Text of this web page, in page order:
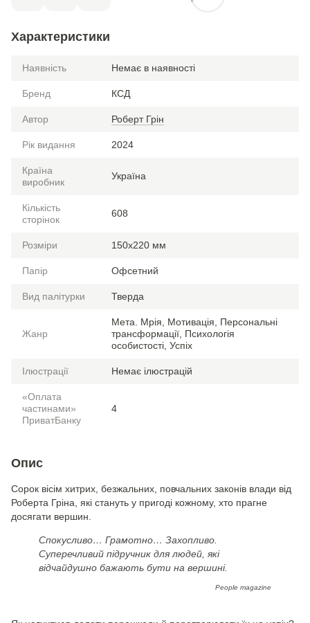
Характеристики
Наявність Немає в наявності
Бренд КСД
Автор Роберт Грін
Рік видання 2024
Країна
виробник
Україна
Кількість
сторінок
608
Розміри 150x220 мм
Папір Офсетний
Вид палітурки Тверда
Жанр
Мета. Мрія, Мотивація, Персональні
трансформації, Психологія
особистості, Успіх
Ілюстрації Немає ілюстрацій
«Оплата
частинами»
ПриватБанку
4
Опис
Сорок вісім хитрих, безжальних, повчальних законів влади від
Роберта Гріна, які стануть у пригоді кожному, хто прагне
досягати вершин.
Спокусливо… Грамотно… Захопливо.
Суперечливий підручник для людей, які
відчайдушно бажають бути на вершині.
People magazine